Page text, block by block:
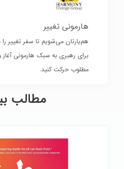
هارمونی تغییر
هم‌یارتان می‌شویم تا سفر تغییر
برای رهبری به سبک هارمونی
مطلوب حرکت کنید.
مطالب